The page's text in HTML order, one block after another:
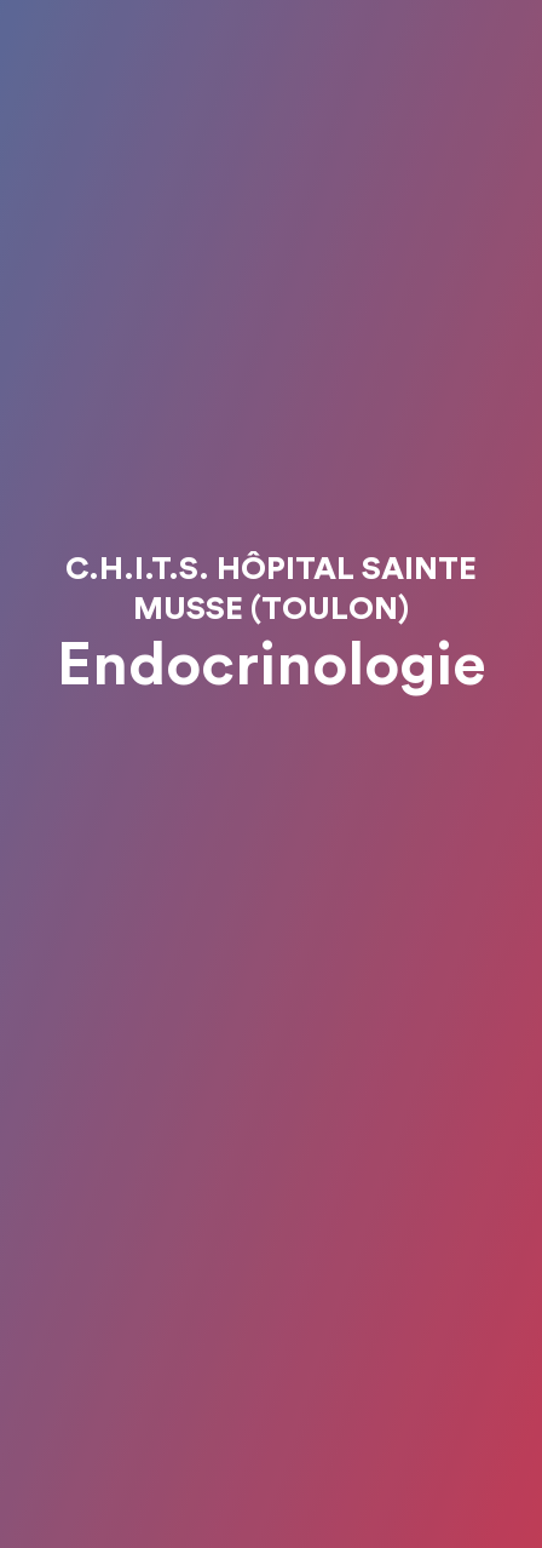
C.H.I.T.S. HÔPITAL SAINTE
MUSSE (TOULON)
Endocrinologie